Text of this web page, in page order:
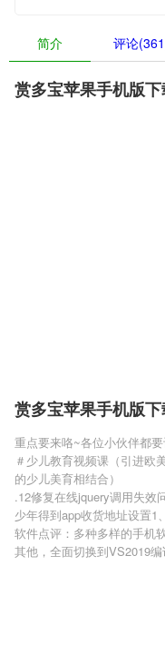
简介 评论
赏多宝苹果手机版
赏多宝苹果手机版
重点要来咯~各位小伙伴都
＃少儿教育视频课（引进欧
的少儿美育相结合）
.12修复在线jquery调用失效
少年得到app收货地址设置1
软件点评：多种多样的手机
其他，全面切换到VS2019编